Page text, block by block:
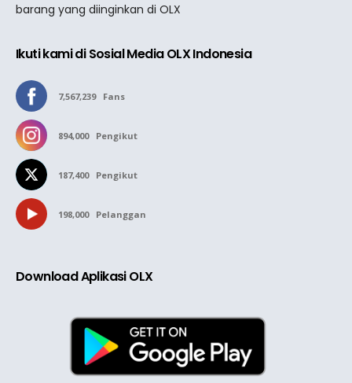
barang yang diinginkan di OLX
Ikuti kami di Sosial Media OLX Indonesia
7,567,239 Fans
894,000 Pengikut
187,400 Pengikut
198,000 Pelanggan
Download Aplikasi OLX